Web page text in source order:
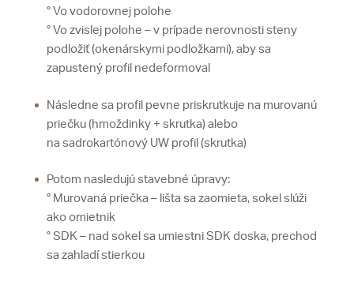
° Vo vodorovnej polohe
° Vo zvislej polohe – v prípade nerovnosti steny
podložiť (okenárskymi podložkami), aby sa
zapustený profil nedeformoval
Následne sa profil pevne priskrutkuje na murovanú
priečku (hmoždinky + skrutka) alebo
na sadrokartónový UW profil (skrutka)
Potom nasledujú stavebné úpravy:
° Murovaná priečka – lišta sa zaomieta, sokel slúži
ako omietnik
° SDK – nad sokel sa umiestni SDK doska, prechod
sa zahladí stierkou